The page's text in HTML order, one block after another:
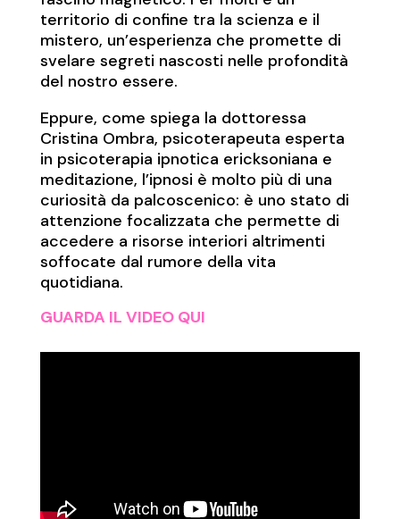
territorio di confine tra la scienza e il
mistero, un’esperienza che promette di
svelare segreti nascosti nelle profondità
del nostro essere.
Eppure, come spiega la dottoressa
Cristina Ombra, psicoterapeuta esperta
in psicoterapia ipnotica ericksoniana e
meditazione, l’ipnosi è molto più di una
curiosità da palcoscenico: è uno stato di
attenzione focalizzata che permette di
accedere a risorse interiori altrimenti
soffocate dal rumore della vita
quotidiana.
GUARDA IL VIDEO QUI